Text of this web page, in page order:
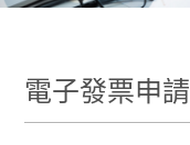
電子發票申請